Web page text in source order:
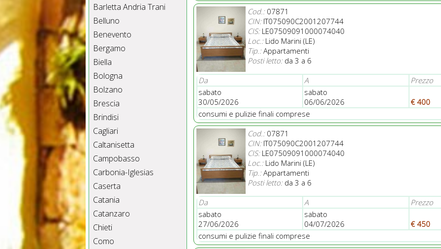
Barletta Andria Trani
Belluno
Benevento
Bergamo
Biella
Bologna
Bolzano
Brescia
Brindisi
Cagliari
Caltanisetta
Campobasso
Carbonia-Iglesias
Caserta
Catania
Catanzaro
Chieti
Como
Cod.:07871
CIN:IT075090C2001207744
CIS:LE07509091000074040
Loc.:Lido Marini (LE)
Tip.:Appartamenti
Posti letto:da 3 a 6
Da A
Prezzo
sabato
30/05/2026
sabato
06/06/2026
€ 400
consumi e pulizie finali comprese
Cod.:07871
CIN:IT075090C2001207744
CIS:LE07509091000074040
Loc.:Lido Marini (LE)
Tip.:Appartamenti
Posti letto:da 3 a 6
Da A
Prezzo
sabato
27/06/2026
sabato
04/07/2026
€ 450
consumi e pulizie finali comprese